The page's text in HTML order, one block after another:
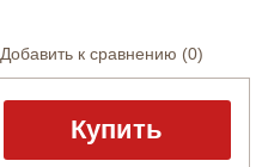
Добавить к сравнению (0)
Купить